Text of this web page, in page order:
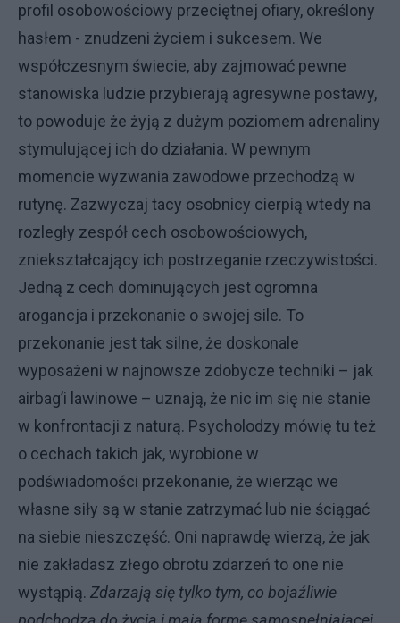
profil osobowościowy przeciętnej ofiary, określony
hasłem - znudzeni życiem i sukcesem. We
współczesnym świecie, aby zajmować pewne
stanowiska ludzie przybierają agresywne postawy,
to powoduje że żyją z dużym poziomem adrenaliny
stymulującej ich do działania. W pewnym
momencie wyzwania zawodowe przechodzą w
rutynę. Zazwyczaj tacy osobnicy cierpią wtedy na
rozległy zespół cech osobowościowych,
zniekształcający ich postrzeganie rzeczywistości.
Jedną z cech dominujących jest ogromna
arogancja i przekonanie o swojej sile. To
przekonanie jest tak silne, że doskonale
wyposażeni w najnowsze zdobycze techniki – jak
airbag’i lawinowe – uznają, że nic im się nie stanie
w konfrontacji z naturą. Psycholodzy mówię tu też
o cechach takich jak, wyrobione w
podświadomości przekonanie, że wierząc we
własne siły są w stanie zatrzymać lub nie ściągać
na siebie nieszczęść. Oni naprawdę wierzą, że jak
nie zakładasz złego obrotu zdarzeń to one nie
wystąpią. Zdarzają się tylko tym, co bojaźliwie